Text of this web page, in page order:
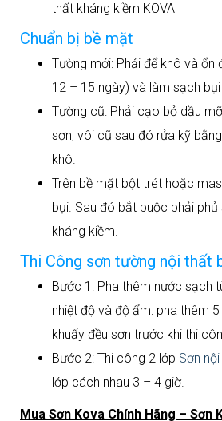
thất kháng kiềm KOVA
Chuẩn bị bề mặt
Tường mới: Phải để khô và ổn
12 – 15 ngày) và làm sạch bụi
Tường cũ: Phải cạo bỏ dầu
sơn, vôi cũ sau đó rửa kỹ
khô.
Trên bề mặt bột trét hoặc
bụi. Sau đó bắt buộc phải
kháng kiềm.
Thi Công sơn tường nội thất
Bước 1: Pha thêm nước sạch
nhiệt độ và độ ẩm: pha thêm
khuấy đều sơn trước khi thi
Bước 2: Thi công 2 lớp Sơn
lớp cách nhau 3 – 4 giờ.
Mua Sơn Kova Chính Hãng – Sơn